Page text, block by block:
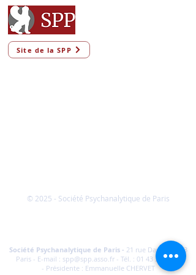
Site de la SPP
© 2025 - Société Psychanalytique de Paris
Société Psychanalytique de Paris- 21 rue Daviel 75013
Paris - E-mail : spp@spp.asso.fr- Tél. : 01 43 29 66 70
- Présidente : Emmanuelle CHERVET